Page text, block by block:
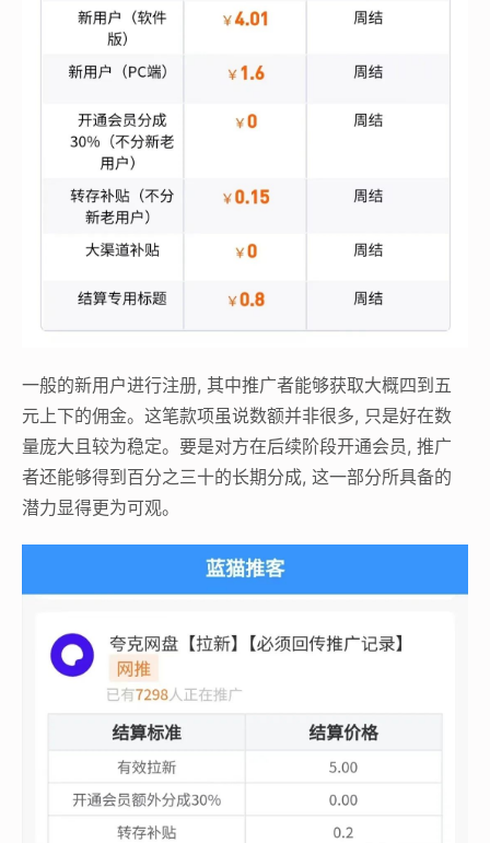
一般的新用户进行注册, 其中推广者能够获取大概四到五
元上下的佣金。这笔款项虽说数额并非很多, 只是好在数
量庞大且较为稳定。要是对方在后续阶段开通会员, 推广
者还能够得到百分之三十的长期分成, 这一部分所具备的
潜力显得更为可观。